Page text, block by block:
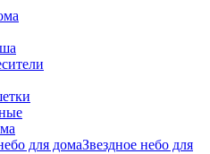
Звездное небо для